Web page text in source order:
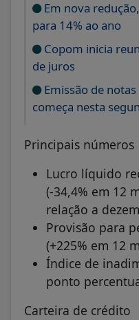
Em nova
para 14% ao ano
Copom inicia
de juros
Emissão de notas
começa nesta
Principais números
Lucro líquido
(-34,4% em 12
relação a
Provisão para
(+225% em 12
Índice de
ponto
Carteira de crédito